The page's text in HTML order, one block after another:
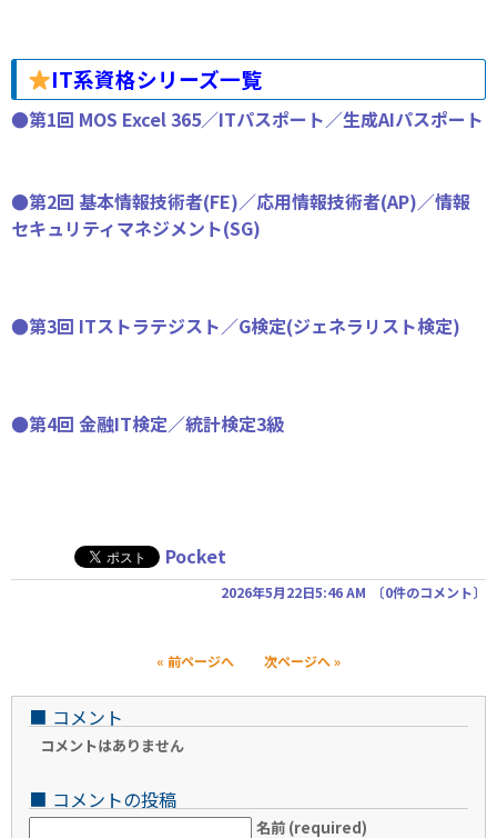
IT系資格シリーズ一覧
●第1回 MOS Excel 365／ITパスポート／生成AIパスポート
●第2回 基本情報技術者(FE)／応用情報技術者(AP)／情報
セキュリティマネジメント(SG)
●第3回 ITストラテジスト／G検定(ジェネラリスト検定)
●第4回 金融IT検定／統計検定3級
Pocket
2026年5月22日5:46 AM 〔0件のコメント〕
« 前ページへ 次ページへ »
■ コメント
コメントはありません
■ コメントの投稿
名前 (required)